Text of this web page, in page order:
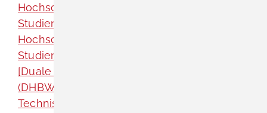
Hochschule Baden-Württemberg (DHBW)]
Studienakademie Mannheim [Duale
Hochschule Baden-Württemberg (DHBW)]
Studienakademie Villingen-Schwenningen
[Duale Hochschule Baden-Württemberg
(DHBW)]
Technische Hochschule Mannheim -